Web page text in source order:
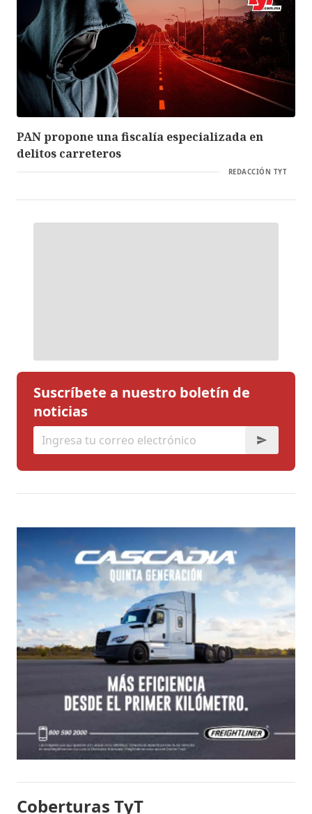
PAN propone una fiscalía especializada en
delitos carreteros
REDACCIÓN TYT
Suscríbete a nuestro boletín de
noticias
Coberturas TyT